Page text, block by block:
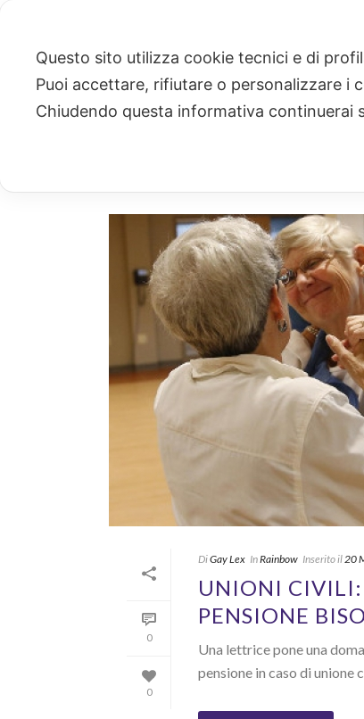
ARCHIVIO
0
0
DiGay Lex InRainbow Inserito il20
UNIONI CIVILI:
PENSIONE
Una lettrice pone una
pensione in caso di unione
Questo sito utilizza cookie tecnici e di
Puoi accettare, rifiutare o personalizzare i
Chiudendo questa informativa continuerai